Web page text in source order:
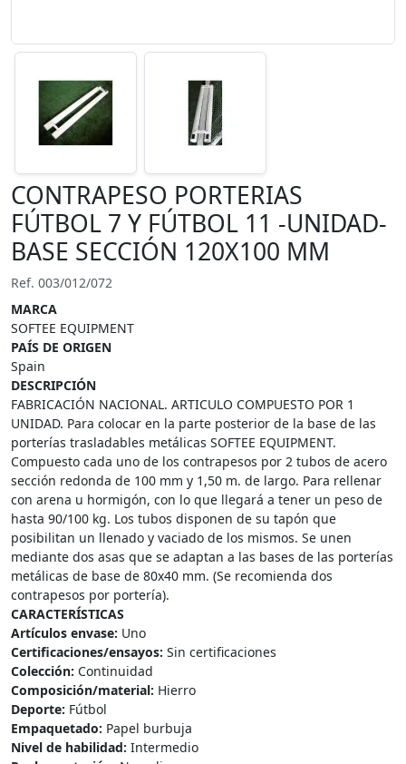
CONTRAPESO PORTERIAS
FÚTBOL 7 Y FÚTBOL 11 -UNIDAD-
BASE SECCIÓN 120X100 MM
Ref. 003/012/072
MARCA
SOFTEE EQUIPMENT
PAÍS DE ORIGEN
Spain
DESCRIPCIÓN
FABRICACIÓN NACIONAL. ARTICULO COMPUESTO POR 1
UNIDAD. Para colocar en la parte posterior de la base de las
porterías trasladables metálicas SOFTEE EQUIPMENT.
Compuesto cada uno de los contrapesos por 2 tubos de acero
sección redonda de 100 mm y 1,50 m. de largo. Para rellenar
con arena u hormigón, con lo que llegará a tener un peso de
hasta 90/100 kg. Los tubos disponen de su tapón que
posibilitan un llenado y vaciado de los mismos. Se unen
mediante dos asas que se adaptan a las bases de las porterías
metálicas de base de 80x40 mm. (Se recomienda dos
contrapesos por portería).
CARACTERÍSTICAS
Artículos envase: Uno
Certificaciones/ensayos: Sin certificaciones
Colección: Continuidad
Composición/material: Hierro
Deporte: Fútbol
Empaquetado: Papel burbuja
Nivel de habilidad: Intermedio